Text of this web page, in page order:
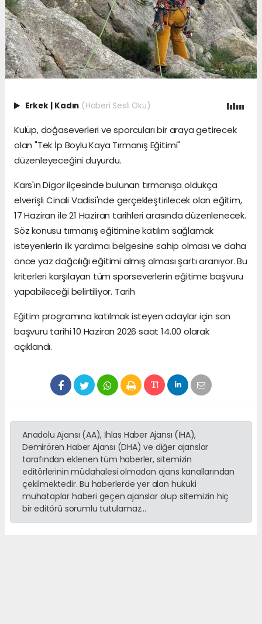
Erkek | Kadın (Haberi Sesli Oku)
Kulüp, doğaseverleri ve sporcuları bir araya getirecek
olan "Tek İp Boylu Kaya Tırmanış Eğitimi"
düzenleyeceğini duyurdu.
Kars'ın Digor ilçesinde bulunan tırmanışa oldukça
elverişli Cinali Vadisi'nde gerçekleştirilecek olan eğitim,
17 Haziran ile 21 Haziran tarihleri arasında düzenlenecek.
Söz konusu tırmanış eğitimine katılım sağlamak
isteyenlerin ilk yardımcı belgesine sahip olması ve daha
önce yaz dağcılığı eğitimi almış olması şartı aranıyor. Bu
kriterleri karşılayan tüm sporseverlerin eğitime başvuru
yapabileceği belirtiliyor. Tarih
Eğitim programına katılmak isteyen adaylar için son
başvuru tarihi 10 Haziran 2026 saat 14.00 olarak
açıklandı.
Anadolu Ajansı (AA), İhlas Haber Ajansı (İHA),
Demirören Haber Ajansı (DHA) ve diğer ajanslar
tarafından eklenen tüm haberler, sitemizin
editörlerinin müdahalesi olmadan ajans kanallarından
çekilmektedir. Bu haberlerde yer alan hukuki
muhataplar haberi geçen ajanslar olup sitemizin hiç
bir editörü sorumlu tutulamaz...